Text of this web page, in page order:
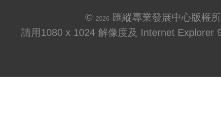
© 2026
匯縱專業發展中心版權
請用1080 x 1024 解像度及 Internet Explorer